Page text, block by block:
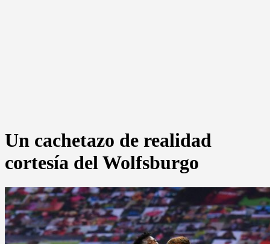
Un cachetazo de realidad
cortesía del Wolfsburgo